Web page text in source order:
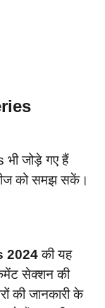
भी जोड़े गए हैं
को समझ सकें।
2024की यह
सेक्शन की
की जानकारी के